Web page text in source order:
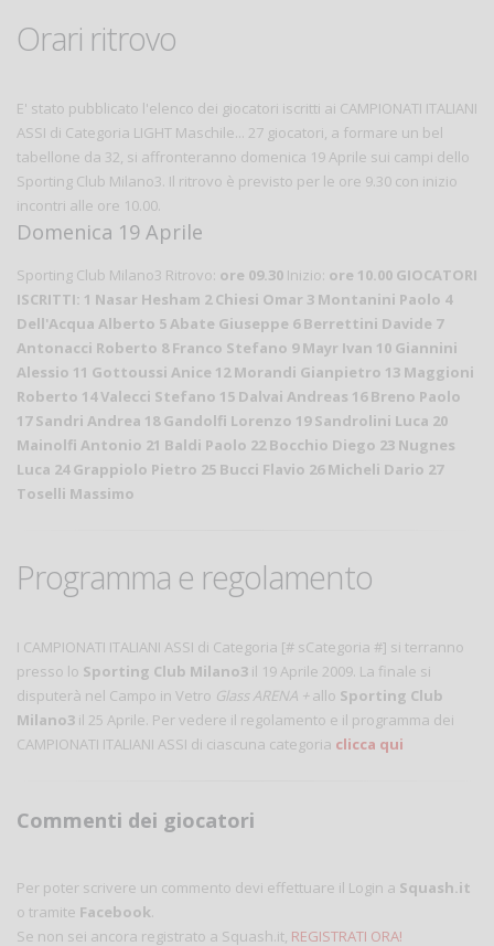
Orari ritrovo
E' stato pubblicato l'elenco dei giocatori iscritti ai CAMPIONATI ITALIANI
ASSI di Categoria LIGHT Maschile... 27 giocatori, a formare un bel
tabellone da 32, si affronteranno domenica 19 Aprile sui campi dello
Sporting Club Milano3. Il ritrovo è previsto per le ore 9.30 con inizio
incontri alle ore 10.00.
Domenica 19 Aprile
Sporting Club Milano3 Ritrovo: ore 09.30 Inizio: ore 10.00 GIOCATORI
ISCRITTI: 1 Nasar Hesham 2 Chiesi Omar 3 Montanini Paolo 4
Dell'Acqua Alberto 5 Abate Giuseppe 6 Berrettini Davide 7
Antonacci Roberto 8 Franco Stefano 9 Mayr Ivan 10 Giannini
Alessio 11 Gottoussi Anice 12 Morandi Gianpietro 13 Maggioni
Roberto 14 Valecci Stefano 15 Dalvai Andreas 16 Breno Paolo
17 Sandri Andrea 18 Gandolfi Lorenzo 19 Sandrolini Luca 20
Mainolfi Antonio 21 Baldi Paolo 22 Bocchio Diego 23 Nugnes
Luca 24 Grappiolo Pietro 25 Bucci Flavio 26 Micheli Dario 27
Toselli Massimo
Programma e regolamento
I CAMPIONATI ITALIANI ASSI di Categoria [# sCategoria #] si terranno
presso lo Sporting Club Milano3 il 19 Aprile 2009. La finale si
disputerà nel Campo in Vetro Glass ARENA +allo Sporting Club
Milano3 il 25 Aprile. Per vedere il regolamento e il programma dei
CAMPIONATI ITALIANI ASSI di ciascuna categoria clicca qui
Commenti dei giocatori
Per poter scrivere un commento devi effettuare il Login a Squash.it
o tramite Facebook.
Se non sei ancora registrato a Squash.it, REGISTRATI ORA!